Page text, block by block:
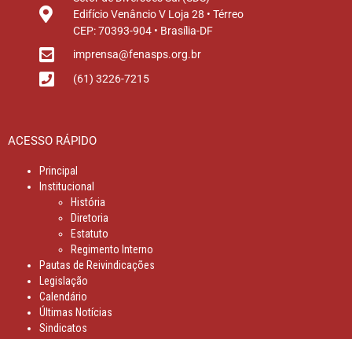
Edifício Venâncio V Loja 28 • Térreo
CEP: 70393-904 • Brasília-DF
imprensa@fenasps.org.br
(61) 3226-7215
ACESSO RÁPIDO
Principal
Institucional
História
Diretoria
Estatuto
Regimento Interno
Pautas de Reivindicações
Legislação
Calendário
Últimas Notícias
Sindicatos